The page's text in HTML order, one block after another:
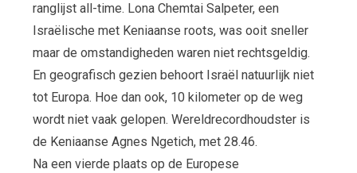
ranglijst all-time. Lona Chemtai Salpeter, een
Israëlische met Keniaanse roots, was ooit sneller
maar de omstandigheden waren niet rechtsgeldig.
En geografisch gezien behoort Israël natuurlijk niet
tot Europa. Hoe dan ook, 10 kilometer op de weg
wordt niet vaak gelopen. Wereldrecordhoudster is
de Keniaanse Agnes Ngetich, met 28.46.
Na een vierde plaats op de Europese